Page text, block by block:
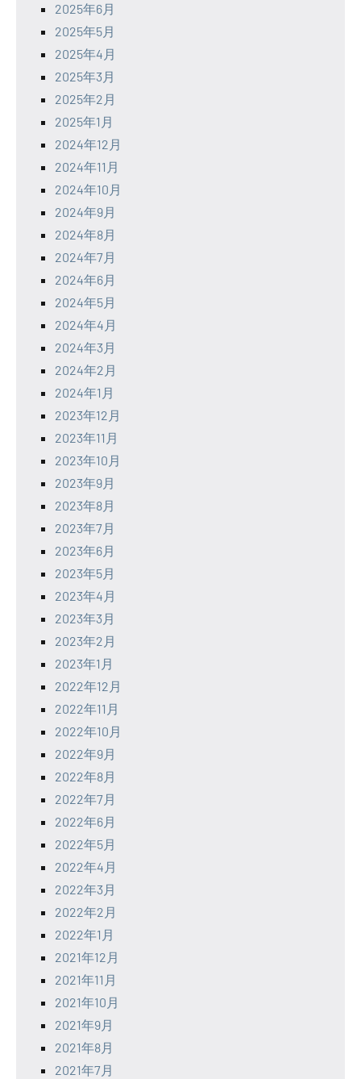
2025年6月
2025年5月
2025年4月
2025年3月
2025年2月
2025年1月
2024年12月
2024年11月
2024年10月
2024年9月
2024年8月
2024年7月
2024年6月
2024年5月
2024年4月
2024年3月
2024年2月
2024年1月
2023年12月
2023年11月
2023年10月
2023年9月
2023年8月
2023年7月
2023年6月
2023年5月
2023年4月
2023年3月
2023年2月
2023年1月
2022年12月
2022年11月
2022年10月
2022年9月
2022年8月
2022年7月
2022年6月
2022年5月
2022年4月
2022年3月
2022年2月
2022年1月
2021年12月
2021年11月
2021年10月
2021年9月
2021年8月
2021年7月